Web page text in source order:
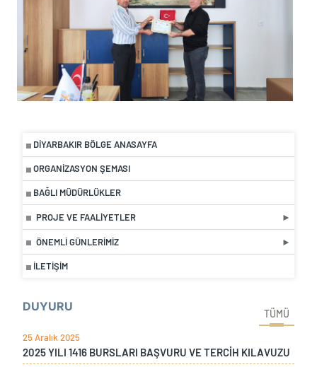
DIYARBAKIR BÖLGE ANASAYFA
ORGANIZASYON ŞEMASI
BAĞLI MÜDÜRLÜKLER
PROJE VE FAALIYETLER
ÖNEMLI GÜNLERIMIZ
İLETIŞIM
DUYURU
TÜMÜ
25 Aralık 2025
2025 YILI 1416 BURSLARI BAŞVURU VE TERCİH KILAVUZU